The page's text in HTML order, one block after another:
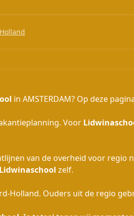
in AMSTERDAM? Op deze
Voor
van de overheid voor
Lidwinaschool zelf.
Holland. Ouders uit de regio